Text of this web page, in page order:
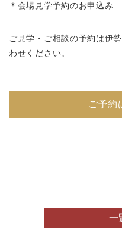
＊会場見学予約のお申込み
ご見学・ご相談の予約は伊
わせください。
ご予約
一